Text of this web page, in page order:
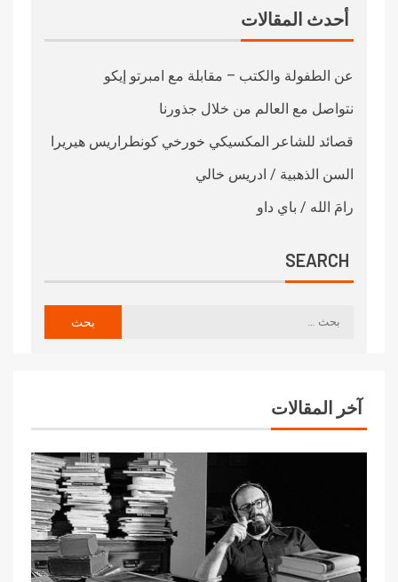
أحدث المقالات
عن الطفولة والكتب – مقابلة مع امبرتو إيكو
نتواصل مع العالم من خلال جذورنا
قصائد للشاعر المكسيكي خورخي كونطراريس هيريرا
السن الذهبية / ادريس خالي
رامَ الله / باي داو
SEARCH
آخر المقالات